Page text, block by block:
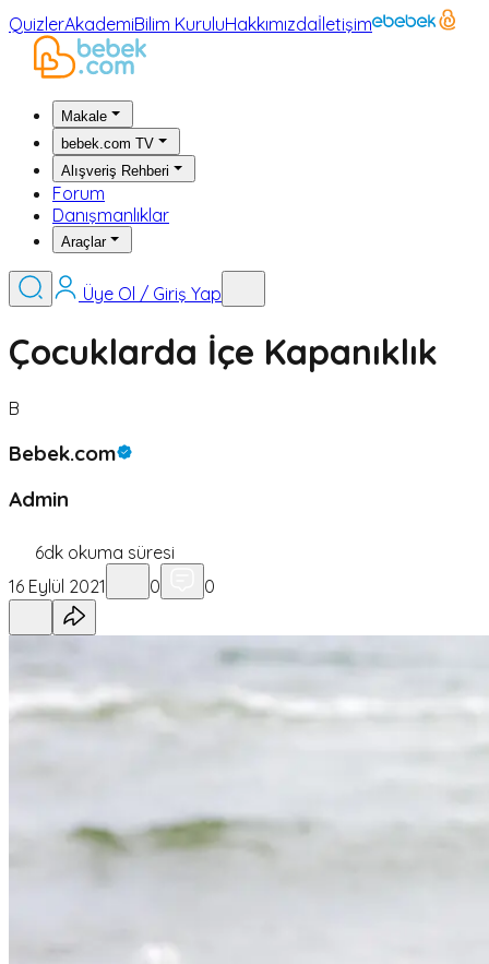
QuizlerAkademiBilim KuruluHakkımızdaİletişim
Makale
bebek.com TV
Alışveriş Rehberi
Forum
Danışmanlıklar
Araçlar
Üye Ol / Giriş Yap
Çocuklarda İçe Kapanıklık
B
Bebek.com
Admin
6dk okuma süresi
16 Eylül 2021
0 0